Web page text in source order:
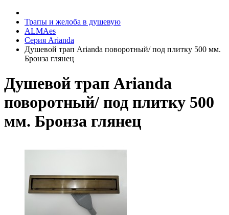
Трапы и желоба в душевую
ALMAes
Серия Arianda
Душевой трап Arianda поворотный/ под плитку 500 мм.
Бронза глянец
Душевой трап Arianda
поворотный/ под плитку 500
мм. Бронза глянец